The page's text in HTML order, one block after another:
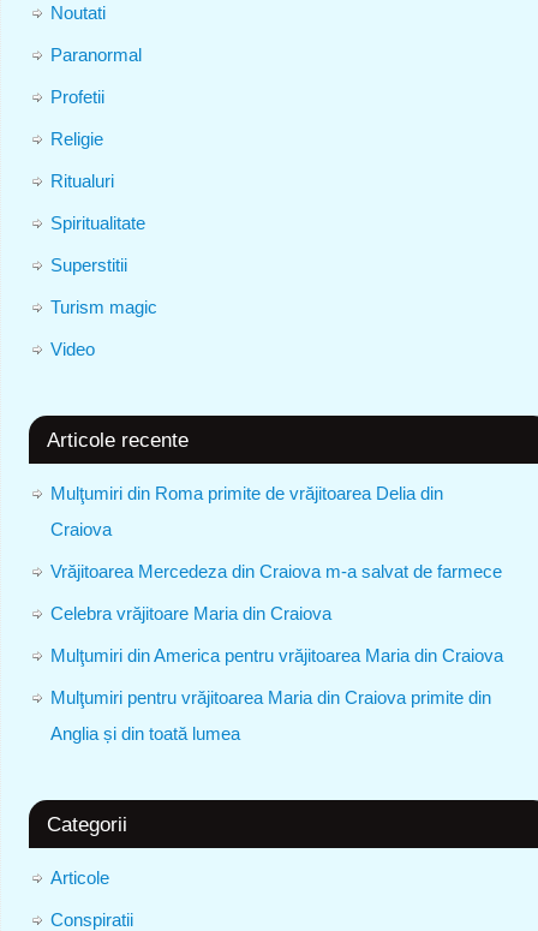
Noutati
Paranormal
Profetii
Religie
Ritualuri
Spiritualitate
Superstitii
Turism magic
Video
Articole recente
Mulţumiri din Roma primite de vrăjitoarea Delia din
Craiova
Vrăjitoarea Mercedeza din Craiova m-a salvat de farmece
Celebra vrăjitoare Maria din Craiova
Mulţumiri din America pentru vrăjitoarea Maria din Craiova
Mulţumiri pentru vrăjitoarea Maria din Craiova primite din
Anglia și din toată lumea
Categorii
Articole
Conspiratii